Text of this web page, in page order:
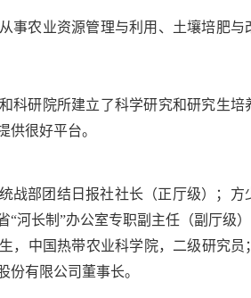
事农业资源管理与利用、土壤培肥
科研院所建立了科学研究和研究生
供很好平台。
战部团结日报社社长（正厅级）；
“河长制”办公室专职副主任（副厅级
，中国热带农业科学院，二级研究
份有限公司董事长。